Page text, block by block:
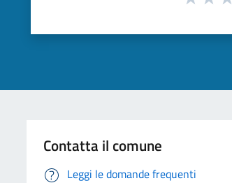
Contatta il comune
Leggi le domande frequenti